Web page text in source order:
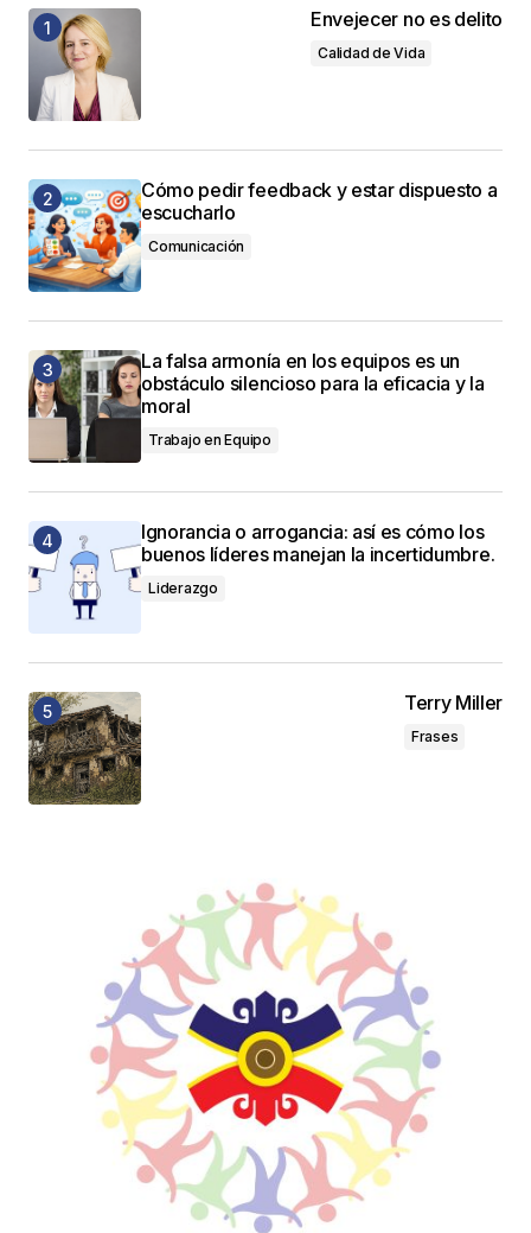
Envejecer no es delito
Calidad de Vida
Cómo pedir feedback y estar dispuesto a
escucharlo
Comunicación
La falsa armonía en los equipos es un
obstáculo silencioso para la eficacia y la
moral
Trabajo en Equipo
Ignorancia o arrogancia: así es cómo los
buenos líderes manejan la incertidumbre.
Liderazgo
Terry Miller
Frases